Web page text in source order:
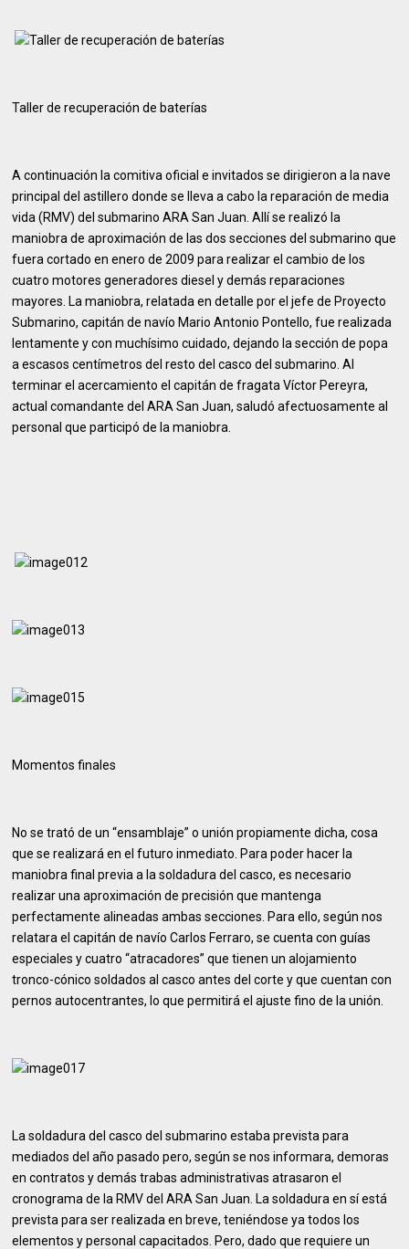
Taller de recuperación de baterías
A continuación la comitiva oficial e invitados se dirigieron a la nave
principal del astillero donde se lleva a cabo la reparación de media
vida (RMV) del submarino ARA San Juan. Allí se realizó la
maniobra de aproximación de las dos secciones del submarino que
fuera cortado en enero de 2009 para realizar el cambio de los
cuatro motores generadores diesel y demás reparaciones
mayores. La maniobra, relatada en detalle por el jefe de Proyecto
Submarino, capitán de navío Mario Antonio Pontello, fue realizada
lentamente y con muchísimo cuidado, dejando la sección de popa
a escasos centímetros del resto del casco del submarino. Al
terminar el acercamiento el capitán de fragata Víctor Pereyra,
actual comandante del ARA San Juan, saludó afectuosamente al
personal que participó de la maniobra.
Momentos finales
No se trató de un “ensamblaje” o unión propiamente dicha, cosa
que se realizará en el futuro inmediato. Para poder hacer la
maniobra final previa a la soldadura del casco, es necesario
realizar una aproximación de precisión que mantenga
perfectamente alineadas ambas secciones. Para ello, según nos
relatara el capitán de navío Carlos Ferraro, se cuenta con guías
especiales y cuatro “atracadores” que tienen un alojamiento
tronco-cónico soldados al casco antes del corte y que cuentan con
pernos autocentrantes, lo que permitirá el ajuste fino de la unión.
La soldadura del casco del submarino estaba prevista para
mediados del año pasado pero, según se nos informara, demoras
en contratos y demás trabas administrativas atrasaron el
cronograma de la RMV del ARA San Juan. La soldadura en sí está
prevista para ser realizada en breve, teniéndose ya todos los
elementos y personal capacitados. Pero, dado que requiere un